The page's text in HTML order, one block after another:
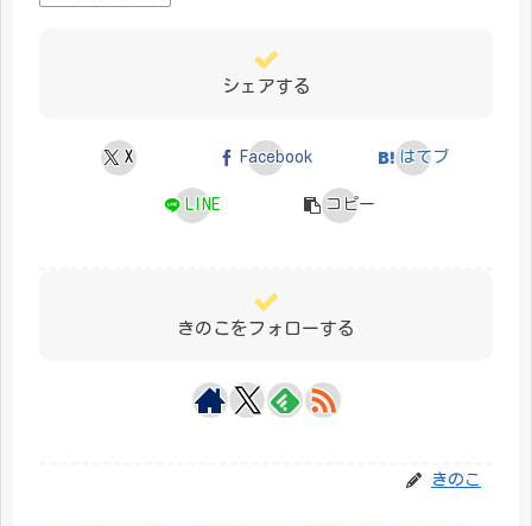
シェアする
X Facebook はてブ
LINE コピー
きのこをフォローする
きのこ